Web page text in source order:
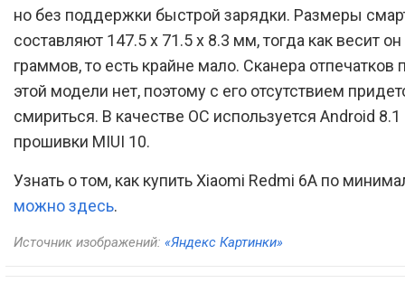
но без поддержки быстрой зарядки. Размеры
составляют 147.5 x 71.5 x 8.3 мм, тогда как весит
граммов, то есть крайне мало. Сканера отпечатков
этой модели нет, поэтому с его отсутствием
смириться. В качестве ОС используется Android 8.1
прошивки MIUI 10.
Узнать о том, как купить Xiaomi Redmi 6A по
можно здесь.
Источник изображений: «Яндекс Картинки»